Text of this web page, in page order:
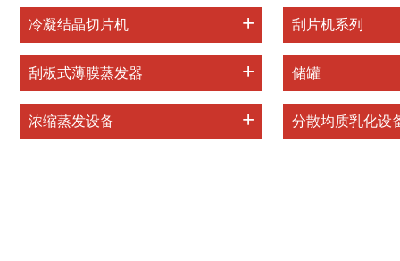
冷凝结晶切片机 + 刮片机系列
刮板式薄膜蒸发器 + 储罐
浓缩蒸发设备 + 分散均质乳化设